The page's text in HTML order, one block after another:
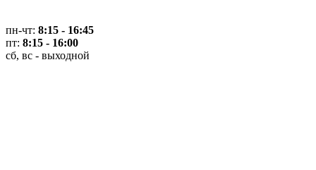
пн-чт: 8:15 - 16:45
пт: 8:15 - 16:00
сб, вс - выходной